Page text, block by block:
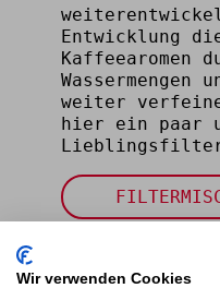
Entwicklung
Kaffeearomen
weiter
hier ein paar
Wir verwenden Cookies